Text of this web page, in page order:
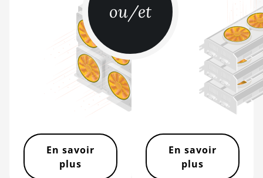
BITMAIN AntMiner
BITMAIN AntMiner
S15
BITMAIN AntMiner
S17
BITMAIN AntMiner
BITMAIN AntMiner
S17 Pro
ou/et
En savoir
plus
En savoir
plus